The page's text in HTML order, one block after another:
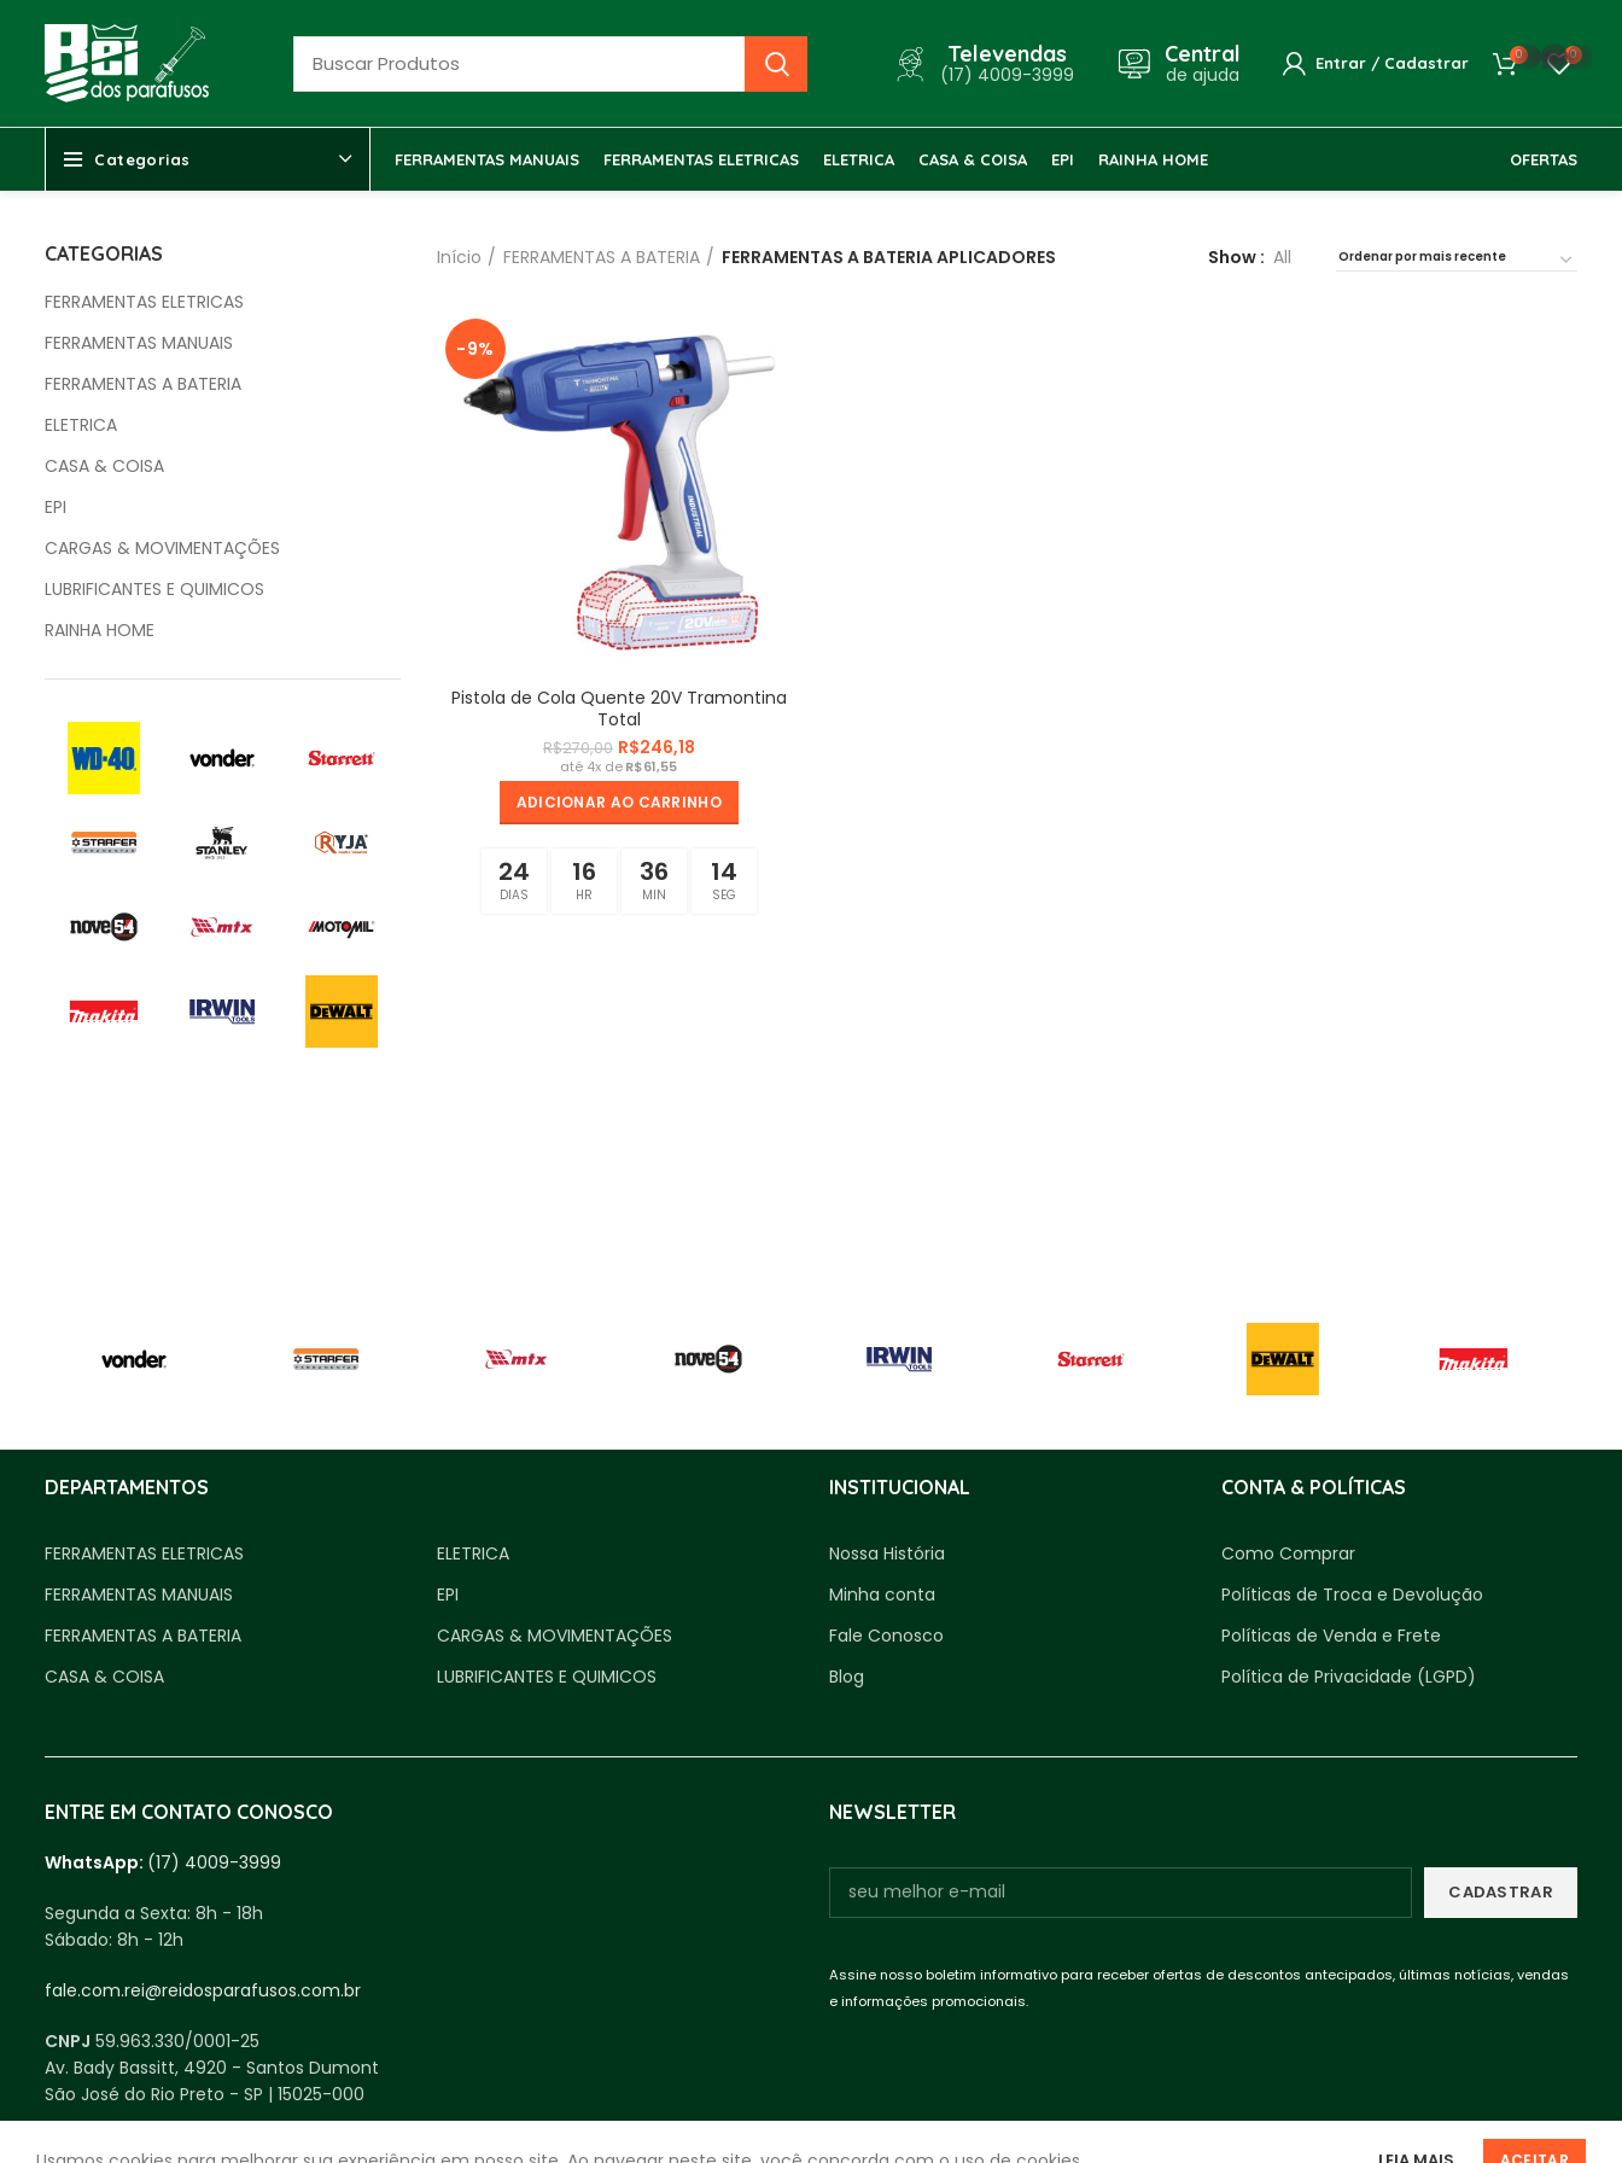
Televendas
(17) 4009-3999
Central
de ajuda Entrar / Cadastrar 0 0
Categorias FERRAMENTAS MANUAIS FERRAMENTAS ELETRICAS ELETRICA CASA & COISA EPI RAINHA HOME OFERTAS
CATEGORIAS
FERRAMENTAS ELETRICAS
FERRAMENTAS MANUAIS
FERRAMENTAS A BATERIA
ELETRICA
CASA & COISA
EPI
CARGAS & MOVIMENTAÇÕES
LUBRIFICANTES E QUIMICOS
RAINHA HOME
Início FERRAMENTAS A BATERIA FERRAMENTAS A BATERIA APLICADORES Show All
-9%
Pistola de Cola Quente 20V Tramontina
Total
R$270,00 R$246,18
R$
ADICIONAR AO CARRINHO
24
DIAS
16
HR
36
MIN
14
SEG
DEPARTAMENTOS
FERRAMENTAS ELETRICAS
FERRAMENTAS MANUAIS
FERRAMENTAS A BATERIA
CASA & COISA
ELETRICA
EPI
CARGAS & MOVIMENTAÇÕES
LUBRIFICANTES E QUIMICOS
INSTITUCIONAL
Nossa História
Minha conta
Fale Conosco
Blog
CONTA & POLÍTICAS
Como Comprar
Políticas de Troca e Devolução
Políticas de Venda e Frete
Política de Privacidade (LGPD)
ENTRE EM CONTATO CONOSCO
WhatsApp: (17) 4009-3999
Segunda a Sexta: 8h - 18h
Sábado: 8h - 12h
fale.com.rei@reidosparafusos.com.br
CNPJ 59.963.330/0001-25
Av. Bady Bassitt, 4920 - Santos Dumont
São José do Rio Preto - SP | 15025-000
NEWSLETTER
Assine nosso boletim informativo para receber ofertas de descontos antecipados, últimas notícias, vendas
e informações promocionais.
whatsapp